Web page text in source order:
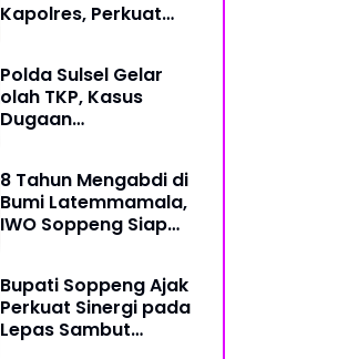
Kapolres, Perkuat
dan Kamtibmas.
Polda Sulsel Gelar
olah TKP, Kasus
Dugaan
Farid Dipastikan
Lanjut
8 Tahun Mengabdi di
Bumi Latemmamala,
IWO Soppeng Siap
Bupati Soppeng Ajak
Perkuat Sinergi pada
Lepas Sambut